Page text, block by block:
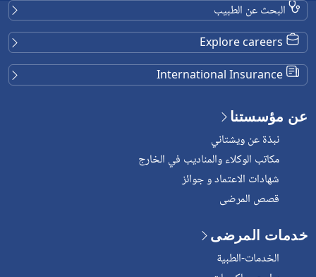
البحث عن الطبيب
عن مؤسستنا
نبذة عن ويشتاني
مكاتب الوكلاء والمناديب في الخارج
شهادات الاعتماد و جوائز
قصص المرضى
خدمات المرضى
الخدمات-الطبية